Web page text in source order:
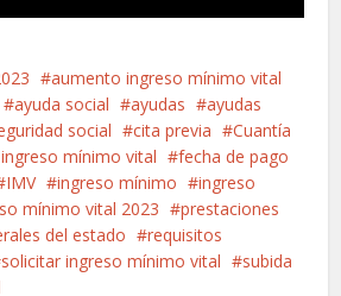
aumento ingreso mínimo vital
ayuda social ayudas
ayudas
social cita previa
Cuantía
mínimo vital
fecha de pago
IMV ingreso mínimo
ingreso
mínimo vital 2023
prestaciones
del estado
requisitos
solicitar ingreso mínimo vital
subida